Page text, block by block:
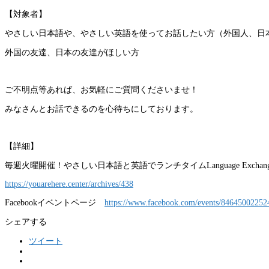
【対象者】
やさしい日本語や、やさしい英語を使ってお話したい方（外国人、日
外国の友達、日本の友達がほしい方
ご不明点等あれば、お気軽にご質問くださいませ！
みなさんとお話できるのを心待ちにしております。
【詳細】
毎週火曜開催！やさしい日本語と英語でランチタイムLanguage
https://youarehere.center/archives/438
Facebookイベントページ https://www.facebook.com/events/
シェアする
ツイート